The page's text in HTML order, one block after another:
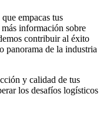
empacas tus
información sobre
contribuir al éxito
panorama de la industria
y calidad de tus
los desafíos logísticos